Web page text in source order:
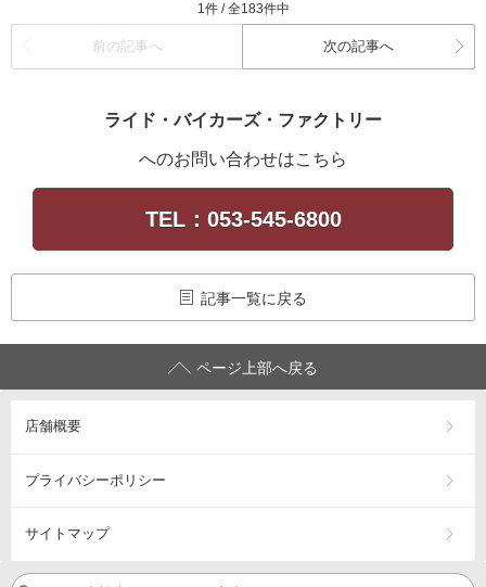
1件 / 全183件中
前の記事へ 次の記事へ
ライド・バイカーズ・ファクトリー
へのお問い合わせはこちら
TEL：053-545-6800
記事一覧に戻る
ページ上部へ戻る
店舗概要
プライバシーポリシー
サイトマップ